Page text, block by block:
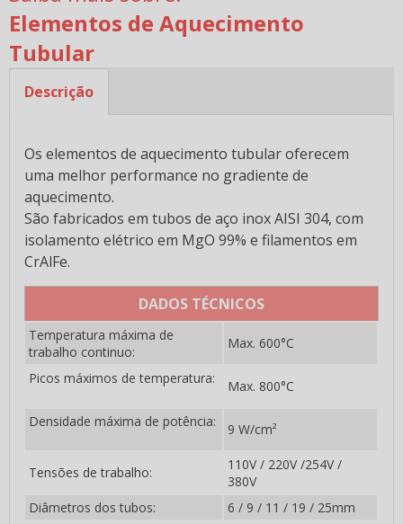
Elementos de Aquecimento
Tubular
Descrição
Os elementos de aquecimento tubular oferecem
uma melhor performance no gradiente de
aquecimento.
São fabricados em tubos de aço inox AISI 304, com
isolamento elétrico em MgO 99% e filamentos em
CrAlFe.
DADOS TÉCNICOS
Temperatura máxima de
trabalho continuo:
Max. 600°C
Picos máximos de temperatura: Max. 800°C
Densidade máxima de potência: 9 W/cm²
Tensões de trabalho:
110V / 220V /254V /
380V
Diâmetros dos tubos:
6 / 9 / 11 / 19 / 25mm
Emissores Infravermelho em Cerâmica 1FR
Emissores Infravermelho em Cerâmica 2FB
Emissores Infravermelho em Cerâmica 2FTQ
Emissores Infravermelho em Cerâmica 2GQ
Emissores Infravermelho em Cerâmica 3FR
Emissores Infravermelho em Cerâmica FRE
Resistencias Redondas
Emissores Infravermelho em Cerâmica RR100
Emissores Infravermelho em Cerâmica RR125
Emissores Infravermelho em Cerâmica RR53
Emissores Infravermelho em Cerâmica RR60
Emissores Infravermelho em Cerâmica RR80
Emissores Infravermelho em Quartzo 1FTRZ Ondas
Médias